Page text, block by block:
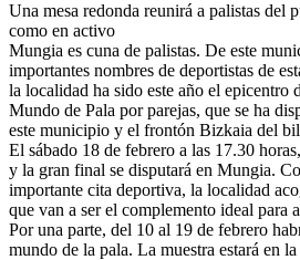
Una mesa redonda reunirá a palistas del
como en activo
Mungia es cuna de palistas. De este
importantes nombres de deportistas de
la localidad ha sido este año el epicentro
Mundo de Pala por parejas, que se ha
este municipio y el frontón Bizkaia del
El sábado 18 de febrero a las 17.30
y la gran final se disputará en Mungia.
importante cita deportiva, la localidad
que van a ser el complemento ideal para
Por una parte, del 10 al 19 de febrero
mundo de la pala. La muestra estará en